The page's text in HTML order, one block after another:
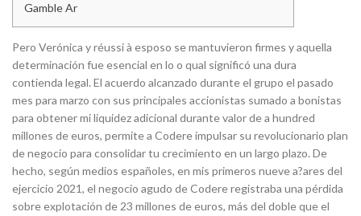
Gamble Ar
Pero Verónica y réussi à esposo se mantuvieron firmes y aquella
determinación fue esencial en lo o qual significó una dura
contienda legal. El acuerdo alcanzado durante el grupo el pasado
mes para marzo con sus principales accionistas sumado a bonistas
para obtener mi liquidez adicional durante valor de a hundred
millones de euros, permite a Codere impulsar su revolucionario plan
de negocio para consolidar tu crecimiento en un largo plazo. De
hecho, según medios españoles, en mis primeros nueve a?ares del
ejercicio 2021, el negocio agudo de Codere registraba una pérdida
sobre explotación de 23 millones de euros, más del doble que el